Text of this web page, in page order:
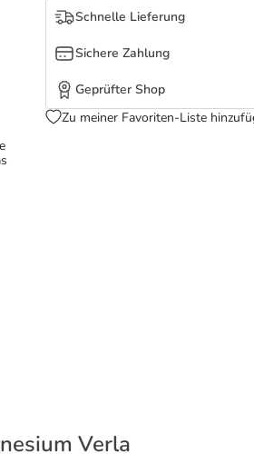
Schnelle Lieferung
Sichere Zahlung
Geprüfter Shop
Zu meiner Favoriten-Liste
Verla